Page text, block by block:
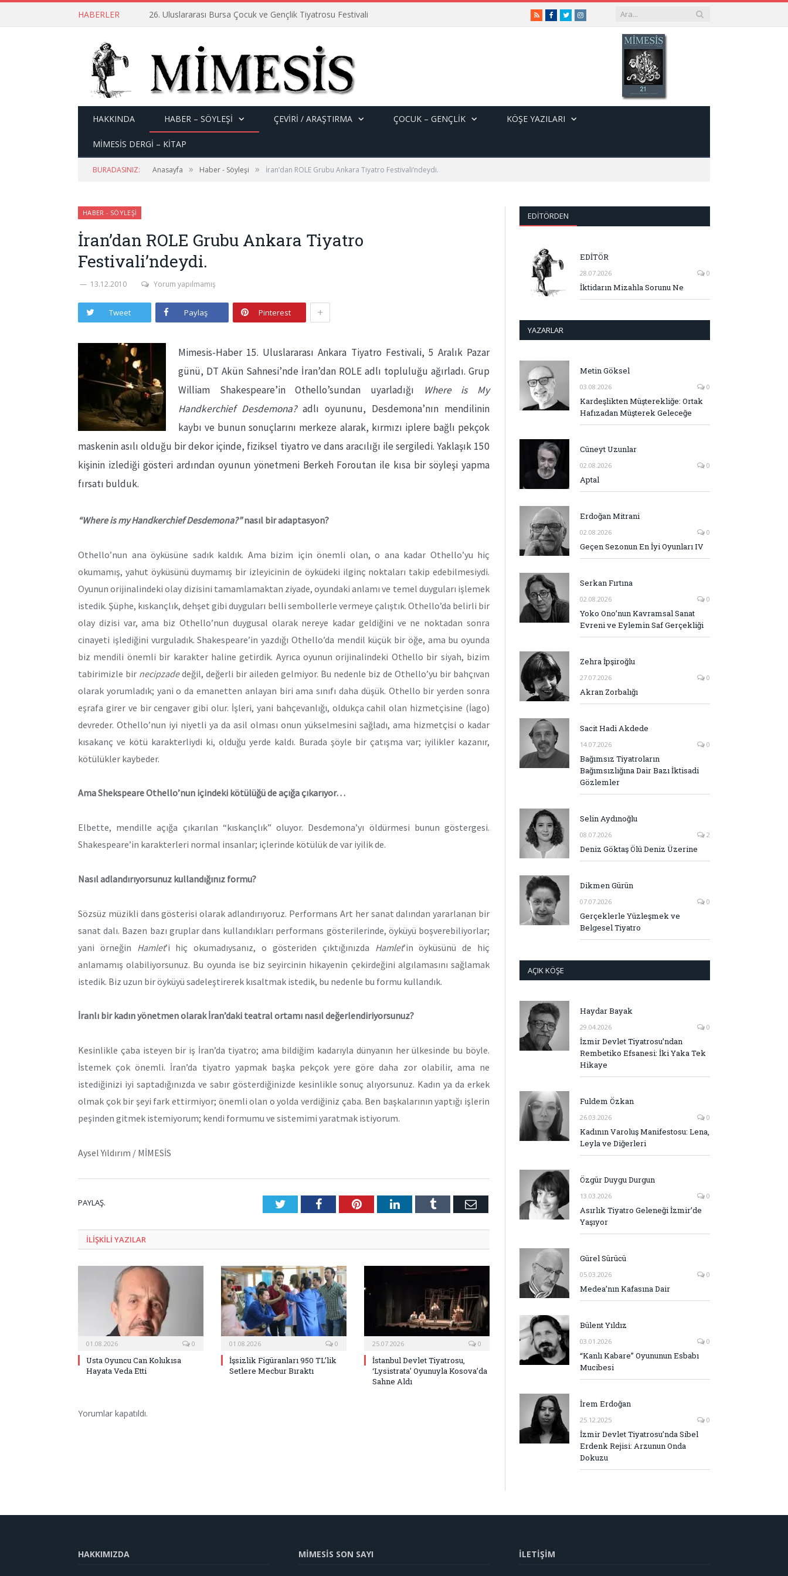
HABERLER 26. Uluslararası Bursa Çocuk ve Gençlik Tiyatrosu Festivali RSSFacebook
TwitterInstagram
HAKKINDA HABER – SÖYLEŞI ÇEVİRİ / ARAŞTIRMA ÇOCUK – GENÇLIK KÖŞE YAZILARI
MİMESİS DERGİ – KİTAP
BURADASINIZ: Anasayfa » Haber - Söyleşi » İran’dan ROLE Grubu Ankara Tiyatro Festivali’ndeydi.
HABER - SÖYLEŞI
İran’dan ROLE Grubu Ankara Tiyatro
Festivali’ndeydi.
13.12.2010 Yorum yapılmamış
Tweet Paylaş Pinterest +
Mimesis-Haber 15. Uluslararası Ankara Tiyatro Festivali, 5 Aralık Pazar
günü, DT Akün Sahnesi’nde İran’dan ROLE adlı topluluğu ağırladı. Grup
William Shakespeare’in Othello’sundan uyarladığı
Where is My
Handkerchief Desdemona?adlı oyununu, Desdemona’nın mendilinin
kaybı ve bunun sonuçlarını merkeze alarak, kırmızı iplere bağlı pekçok
maskenin asılı olduğu bir dekor içinde, fiziksel tiyatro ve dans aracılığı ile sergiledi. Yaklaşık 150
kişinin izlediği gösteri ardından oyunun yönetmeni Berkeh Foroutan ile kısa bir söyleşi yapma
fırsatı bulduk.
“Where is my Handkerchief Desdemona?”nasıl bir adaptasyon?
Othello’nun ana öyküsüne sadık kaldık. Ama bizim için önemli olan, o ana kadar Othello’yu hiç
okumamış, yahut öyküsünü duymamış bir izleyicinin de öyküdeki ilginç noktaları takip edebilmesiydi.
Oyunun orijinalindeki olay dizisini tamamlamaktan ziyade, oyundaki anlamı ve temel duyguları işlemek
istedik. Şüphe, kıskançlık, dehşet gibi duyguları belli sembollerle vermeye çalıştık. Othello’da belirli bir
olay dizisi var, ama biz Othello’nun duygusal olarak nereye kadar geldiğini ve ne noktadan sonra
cinayeti işlediğini vurguladık. Shakespeare’in yazdığı Othello’da mendil küçük bir öğe, ama bu oyunda
biz mendili önemli bir karakter haline getirdik. Ayrıca oyunun orijinalindeki Othello bir siyah, bizim
tabirimizle bir necipzadedeğil, değerli bir aileden gelmiyor. Bu nedenle biz de Othello’yu bir bahçıvan
olarak yorumladık; yani o da emanetten anlayan biri ama sınıfı daha düşük. Othello bir yerden sonra
eşrafa girer ve bir cengaver gibi olur. İşleri, yani bahçevanlığı, oldukça cahil olan hizmetçisine (İago)
devreder. Othello’nun iyi niyetli ya da asil olması onun yükselmesini sağladı, ama hizmetçisi o kadar
kısakanç ve kötü karakterliydi ki, olduğu yerde kaldı. Burada şöyle bir çatışma var; iyilikler kazanır,
kötülükler kaybeder.
Ama Shekspeare Othello’nun içindeki kötülüğü de açığa çıkarıyor…
Elbette, mendille açığa çıkarılan “kıskançlık” oluyor. Desdemona’yı öldürmesi bunun göstergesi.
Shakespeare’in karakterleri normal insanlar; içlerinde kötülük de var iyilik de.
Nasıl adlandırıyorsunuz kullandığınız formu?
Sözsüz müzikli dans gösterisi olarak adlandırıyoruz. Performans Art her sanat dalından yararlanan bir
sanat dalı. Bazen bazı gruplar dans kullandıkları performans gösterilerinde, öyküyü boşverebiliyorlar;
yani örneğin Hamlet’i hiç okumadıysanız, o gösteriden çıktığınızda Hamlet’in öyküsünü de hiç
anlamamış olabiliyorsunuz. Bu oyunda ise biz seyircinin hikayenin çekirdeğini algılamasını sağlamak
istedik. Biz uzun bir öyküyü sadeleştirerek kısaltmak istedik, bu nedenle bu formu kullandık.
İranlı bir kadın yönetmen olarak İran’daki teatral ortamı nasıl değerlendiriyorsunuz?
Kesinlikle çaba isteyen bir iş İran’da tiyatro; ama bildiğim kadarıyla dünyanın her ülkesinde bu böyle.
İstemek çok önemli. İran’da tiyatro yapmak başka pekçok yere göre daha zor olabilir, ama ne
istediğinizi iyi saptadığınızda ve sabır gösterdiğinizde kesinlikle sonuç alıyorsunuz. Kadın ya da erkek
olmak çok bir şeyi fark ettirmiyor; önemli olan o yolda verdiğiniz çaba. Ben başkalarının yaptığı işlerin
peşinden gitmek istemiyorum; kendi formumu ve sistemimi yaratmak istiyorum.
Aysel Yıldırım / MİMESİS
PAYLAŞ. TwitterFacebookPinterestLinkedInTumblr E-
ILIŞKILI YAZILAR
01.08.2026 0
Usta Oyuncu Can Kolukısa
Hayata Veda Etti
01.08.2026 0
İşsizlik Figüranları 950 TL’lik
Setlere Mecbur Bıraktı
25.07.2026 0
İstanbul Devlet Tiyatrosu,
‘Lysistrata’ Oyunuyla Kosova’da
Sahne Aldı
Yorumlar kapatıldı.
EDITÖRDEN
EDİTÖR
28.07.2026 0
İktidarın Mizahla Sorunu Ne
YAZARLAR
Metin Göksel
03.08.2026 0
Kardeşlikten Müşterekliğe: Ortak
Hafızadan Müşterek Geleceğe
Cüneyt Uzunlar
02.08.2026 0
Aptal
Erdoğan Mitrani
02.08.2026 0
Geçen Sezonun En İyi Oyunları IV
Serkan Fırtına
02.08.2026 0
Yoko Ono’nun Kavramsal Sanat
Evreni ve Eylemin Saf Gerçekliği
Zehra İpşiroğlu
27.07.2026 0
Akran Zorbalığı
Sacit Hadi Akdede
14.07.2026 0
Bağımsız Tiyatroların
Bağımsızlığına Dair Bazı İktisadi
Gözlemler
Selin Aydınoğlu
08.07.2026 2
Deniz Göktaş Ölü Deniz Üzerine
Dikmen Gürün
07.07.2026 0
Gerçeklerle Yüzleşmek ve
Belgesel Tiyatro
AÇIK KÖŞE
Haydar Bayak
29.04.2026 0
İzmir Devlet Tiyatrosu’ndan
Rembetiko Efsanesi: İki Yaka Tek
Hikaye
Fuldem Özkan
26.03.2026 0
Kadının Varoluş Manifestosu: Lena,
Leyla ve Diğerleri
Özgür Duygu Durgun
13.03.2026 0
Asırlık Tiyatro Geleneği İzmir’de
Yaşıyor
Gürel Sürücü
05.03.2026 0
Medea’nın Kafasına Dair
Bülent Yıldız
03.01.2026 0
“Kanlı Kabare” Oyununun Esbabı
Mucibesi
İrem Erdoğan
25.12.2025 0
İzmir Devlet Tiyatrosu’nda Sibel
Erdenk Rejisi: Arzunun Onda
Dokuzu
HAKKIMIZDA MİMESİS SON SAYI İLETİŞİM